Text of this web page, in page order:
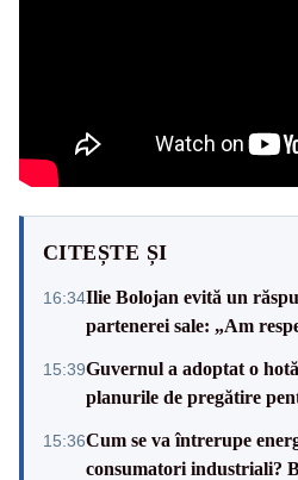
CITEȘTE ȘI
16:34Ilie Bolojan evită un
partenerei sale: „Am
15:39Guvernul a adoptat o
planurile de pregătire
15:36Cum se va întrerupe
consumatori industriali?